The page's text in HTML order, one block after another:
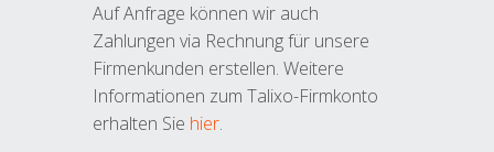
Auf Anfrage können wir auch
Zahlungen via Rechnung für unsere
Firmenkunden erstellen. Weitere
Informationen zum Talixo-Firmkonto
erhalten Sie hier.